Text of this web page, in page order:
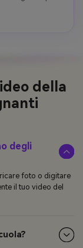
della
degli
foto o digitare
il tuo video del